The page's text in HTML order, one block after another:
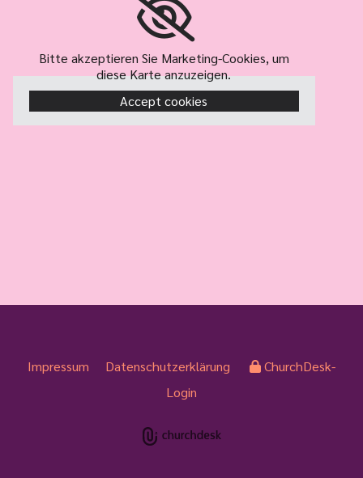
Bitte akzeptieren Sie Marketing-Cookies, um
diese Karte anzuzeigen.
Accept cookies
Impressum Datenschutzerklärung
ChurchDesk-
Login